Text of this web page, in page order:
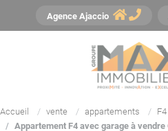
Agence Ajaccio
Accueil vente appartements
F4
Appartement F4 avec garage à
Panneau de gestion des cookies